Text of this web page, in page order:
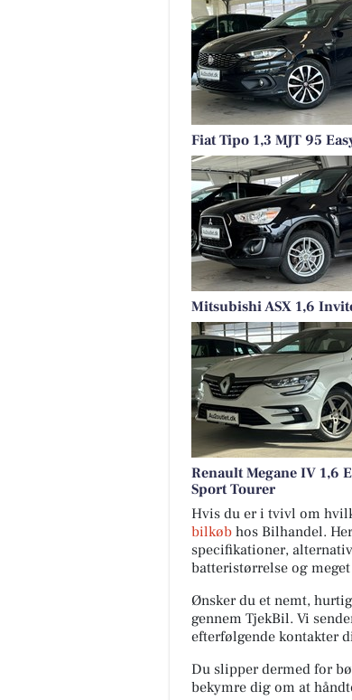
Fiat Tipo 1,3 MJT 95
Mitsubishi ASX 1,6
Renault Megane IV 1,6
Sport Tourer
Hvis du er i tvivl om
bilkøb hos Bilhandel.
specifikationer,
batteristørrelse og
Ønsker du et nemt,
gennem TjekBil. Vi
efterfølgende kontakter
Du slipper dermed for
bekymre dig om at